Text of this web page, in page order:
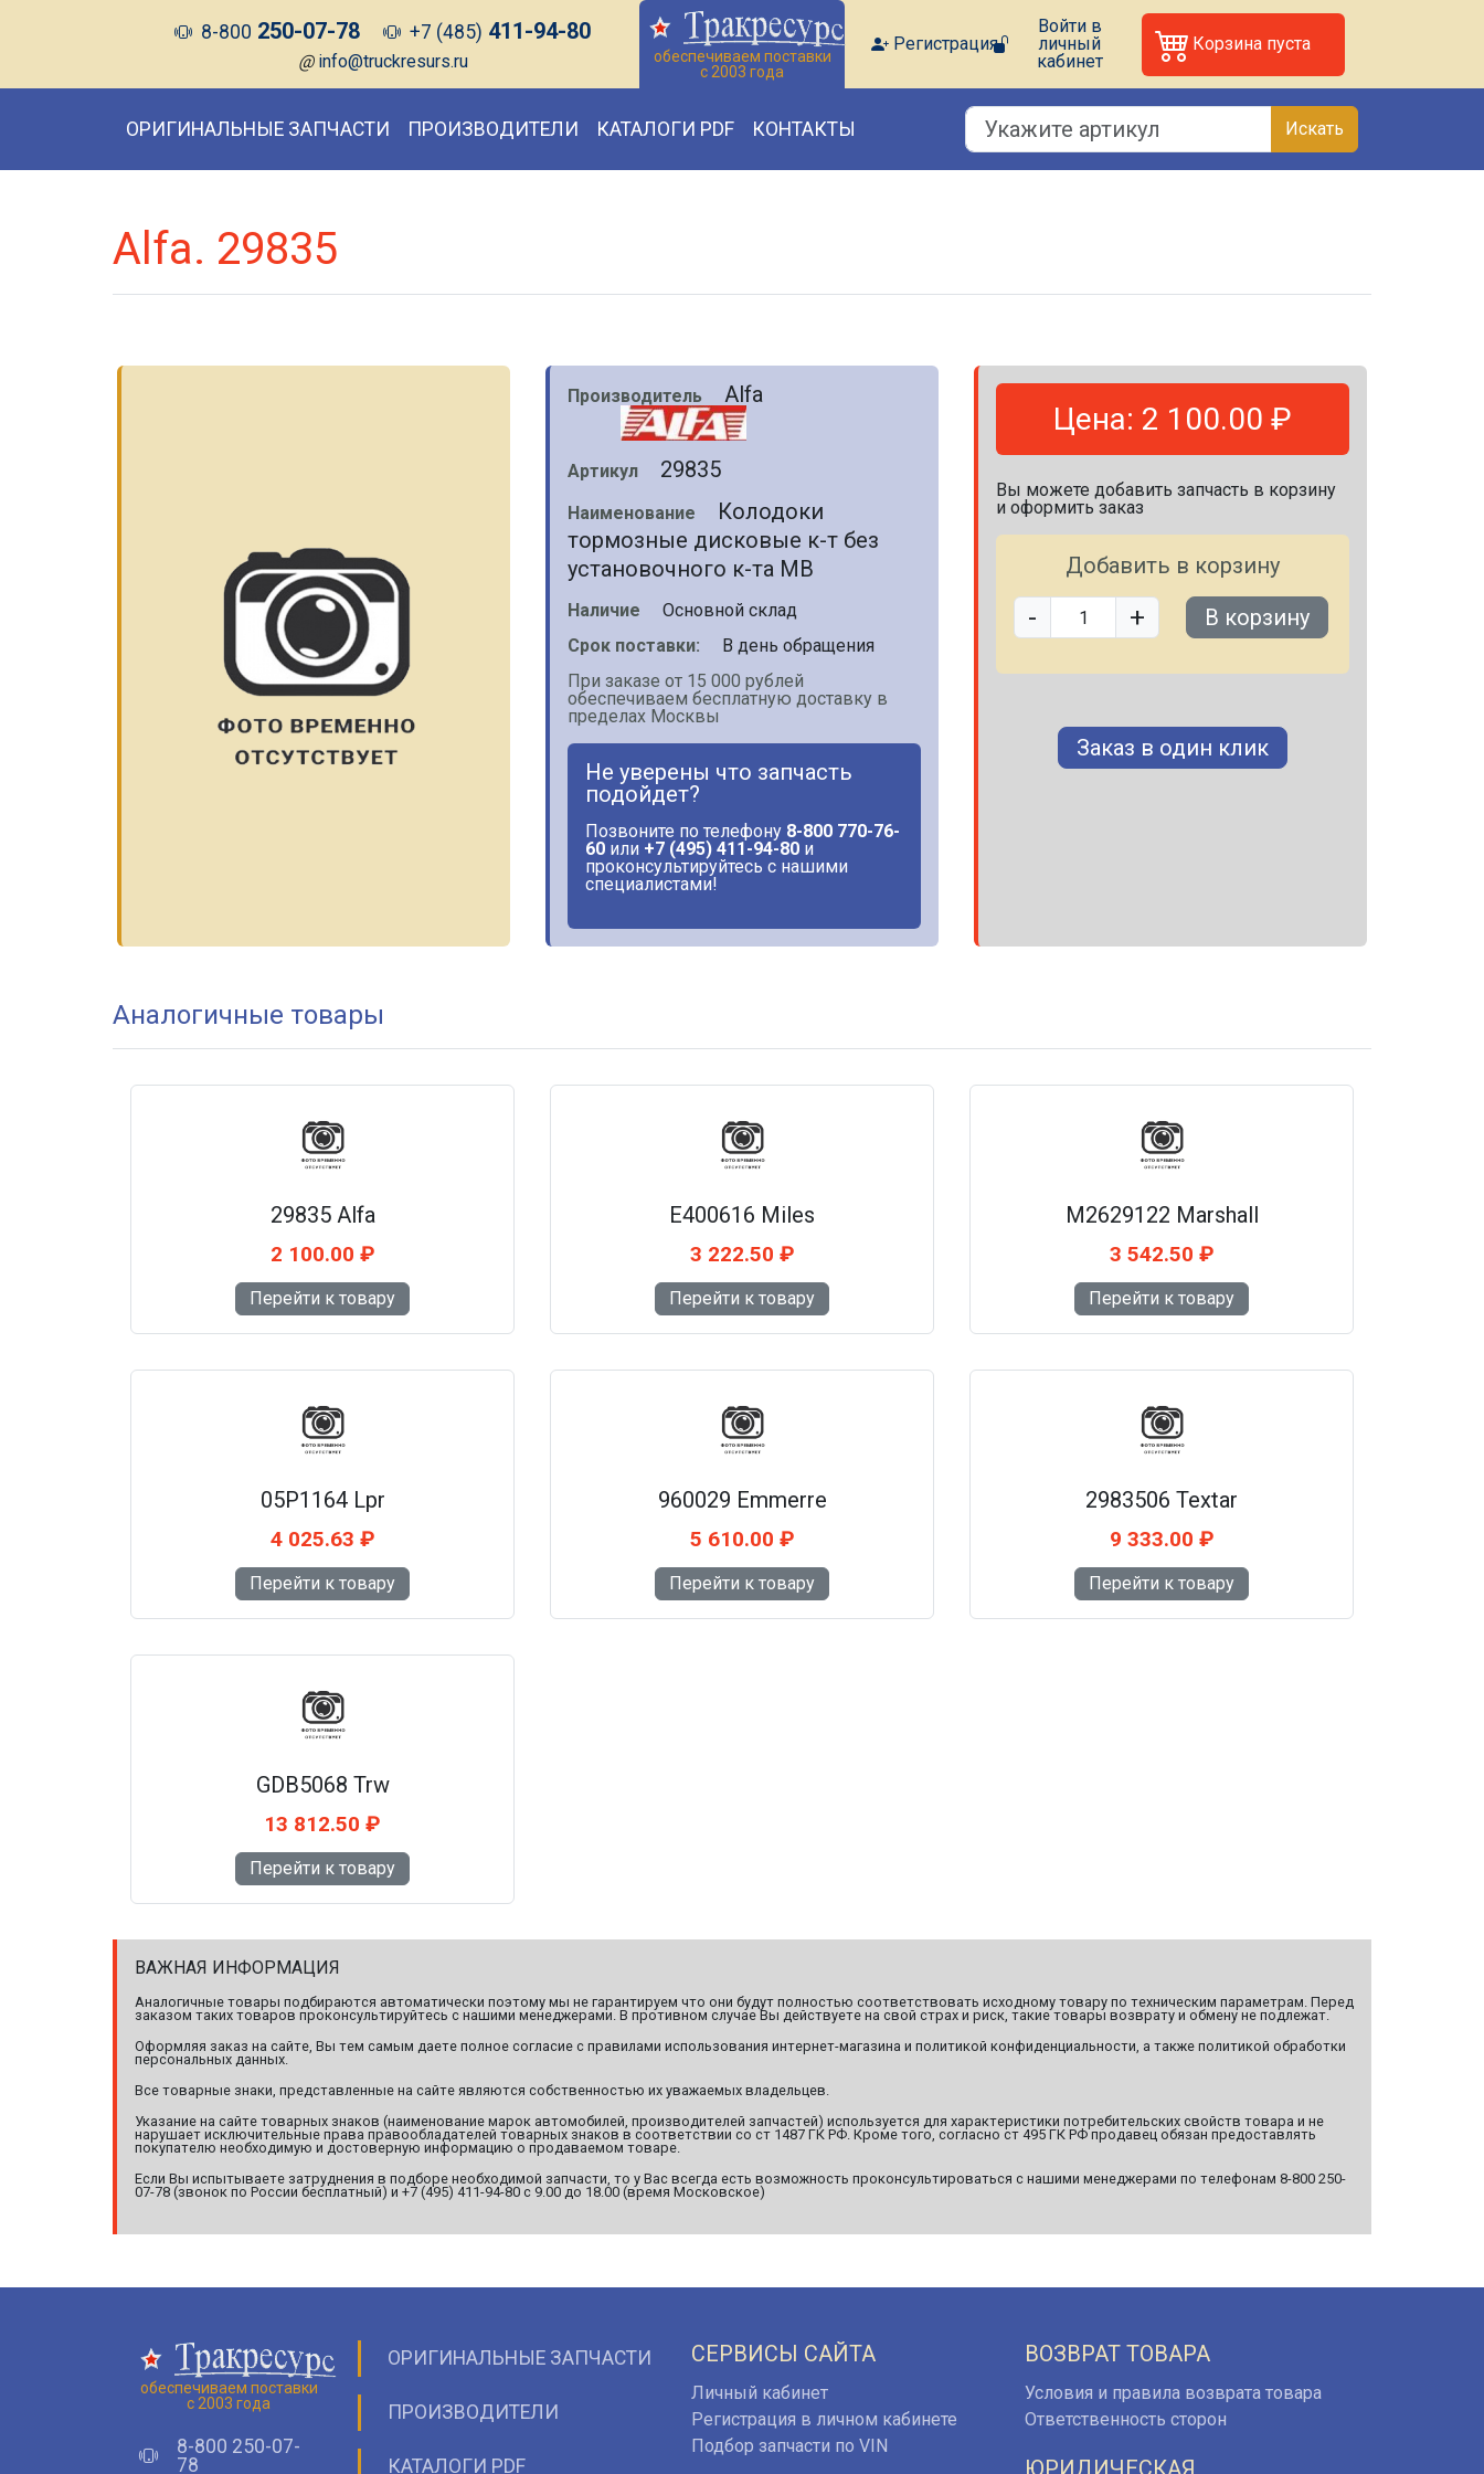
8-800 250-07-78 +7 (485) 411-94-80
@ info@truckresurs.ru
обеспечиваем поставки
с 2003 года
Регистрация
Войти в
личный
кабинет
Корзина пуста
ОРИГИНАЛЬНЫЕ ЗАПЧАСТИ ПРОИЗВОДИТЕЛИ КАТАЛОГИ PDF КОНТАКТЫ Искать
Alfa. 29835
Производитель Alfa
Артикул 29835
Наименование
Колодоки
тормозные дисковые к-т без
установочного к-та MB
Наличие
Основной склад
Срок поставки:
В день обращения
При заказе от 15 000 рублей
обеспечиваем бесплатную доставку в
пределах Москвы
Не уверены что запчасть
подойдет?
Позвоните по телефону 8-800 770-76-
60 или +7 (495) 411-94-80 и
проконсультируйтесь с нашими
специалистами!
Цена: 2 100.00 ₽
Вы можете добавить запчасть в корзину
и оформить заказ
Добавить в корзину
- + В корзину
Заказ в один клик
Аналогичные товары
29835 Alfa
2 100.00 ₽
Перейти к товару
E400616 Miles
3 222.50 ₽
Перейти к товару
M2629122 Marshall
3 542.50 ₽
Перейти к товару
05P1164 Lpr
4 025.63 ₽
Перейти к товару
960029 Emmerre
5 610.00 ₽
Перейти к товару
2983506 Textar
9 333.00 ₽
Перейти к товару
GDB5068 Trw
13 812.50 ₽
Перейти к товару
ВАЖНАЯ ИНФОРМАЦИЯ
Аналогичные товары подбираются автоматически поэтому мы не гарантируем что они будут полностью соответствовать исходному товару по техническим параметрам. Перед
заказом таких товаров проконсультируйтесь с нашими менеджерами. В противном случае Вы действуете на свой страх и риск, такие товары возврату и обмену не подлежат.
Оформляя заказ на сайте, Вы тем самым даете полное согласие с правилами использования интернет-магазина и политикой конфиденциальности, а также политикой обработки
персональных данных.
Все товарные знаки, представленные на сайте являются собственностью их уважаемых владельцев.
Указание на сайте товарных знаков (наименование марок автомобилей, производителей запчастей) используется для характеристики потребительских свойств товара и не
нарушает исключительные права правообладателей товарных знаков в соответствии со ст 1487 ГК РФ. Кроме того, согласно ст 495 ГК РФ продавец обязан предоставлять
покупателю необходимую и достоверную информацию о продаваемом товаре.
Если Вы испытываете затруднения в подборе необходимой запчасти, то у Вас всегда есть возможность проконсультироваться с нашими менеджерами по телефонам 8-800 250-
07-78 (звонок по России бесплатный) и +7 (495) 411-94-80 с 9.00 до 18.00 (время Московское)
обеспечиваем поставки
с 2003 года
8-800 250-07-
78
ОРИГИНАЛЬНЫЕ ЗАПЧАСТИ
ПРОИЗВОДИТЕЛИ
КАТАЛОГИ PDF
СЕРВИСЫ САЙТА
Личный кабинет
Регистрация в личном кабинете
Подбор запчасти по VIN
ВОЗВРАТ ТОВАРА
Условия и правила возврата товара
Ответственность сторон
ЮРИДИЧЕСКАЯ